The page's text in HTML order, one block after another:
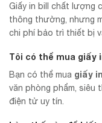
Giấy in bill chất lượng
thông thường, nhưng
chi phí bảo trì thiết bị
Tôi có thể mua
Bạn có thể mua giấy
văn phòng phẩm, siêu
điện tử uy tín.